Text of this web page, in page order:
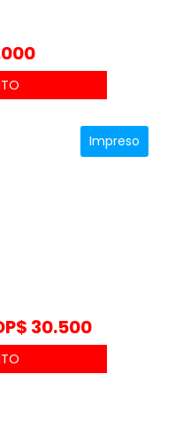
Impreso
30.500